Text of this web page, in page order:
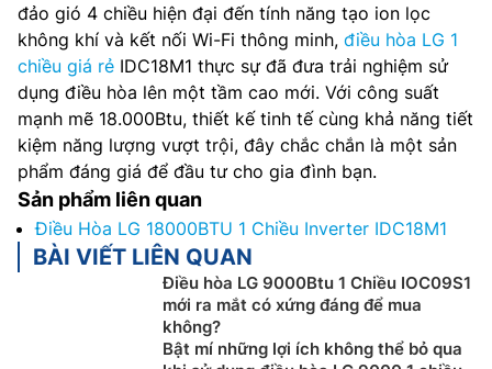
đảo gió 4 chiều hiện đại đến tính năng tạo ion lọc
không khí và kết nối Wi-Fi thông minh, điều hòa LG 1
chiều giá rẻ IDC18M1 thực sự đã đưa trải nghiệm sử
dụng điều hòa lên một tầm cao mới. Với công suất
mạnh mẽ 18.000Btu, thiết kế tinh tế cùng khả năng tiết
kiệm năng lượng vượt trội, đây chắc chắn là một sản
phẩm đáng giá để đầu tư cho gia đình bạn.
Sản phẩm liên quan
Điều Hòa LG 18000BTU 1 Chiều Inverter IDC18M1
BÀI VIẾT LIÊN QUAN
Điều hòa LG 9000Btu 1 Chiều IOC09S1
mới ra mắt có xứng đáng để mua
không?
Bật mí những lợi ích không thể bỏ qua